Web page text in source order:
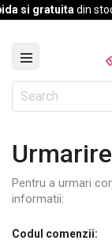
si gratuitadin stoc,
Pentru a urmari
informatii:
Codul comenzii: